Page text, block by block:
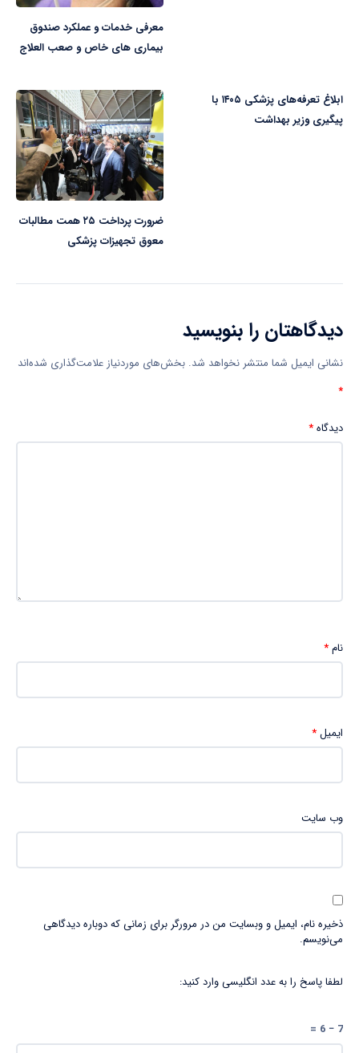
معرفی خدمات و عملکرد صندوق
بیماری های خاص و صعب العلاج
ابلاغ تعرفه‌های پزشکی ۱۴۰۵ با
پیگیری وزیر بهداشت
ضرورت پرداخت ۲۵ همت مطالبات
معوق تجهیزات پزشکی
دیدگاهتان را بنویسید
نشانی ایمیل شما منتشر نخواهد شد. بخش‌های موردنیاز علامت‌گذاری شده‌اند
*
دیدگاه*
نام*
ایمیل*
وب‌ سایت
ذخیره نام، ایمیل و وبسایت من در مرورگر برای زمانی که دوباره دیدگاهی
می‌نویسم.
لطفا پاسخ را به عدد انگلیسی وارد کنید:
7 − 6 =